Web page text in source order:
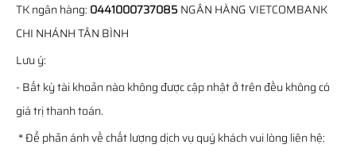
TK ngân hàng: 0441000737085NGÂN HÀNG VIETCOMBANK
CHI NHÁNH TÂN BÌNH
Lưu ý:
- Bất kỳ tài khoản nào không được cập nhật ở trên đều không có
giá trị thanh toán.
* Để phản ánh về chất lượng dịch vụ quý khách vui lòng liên hệ: